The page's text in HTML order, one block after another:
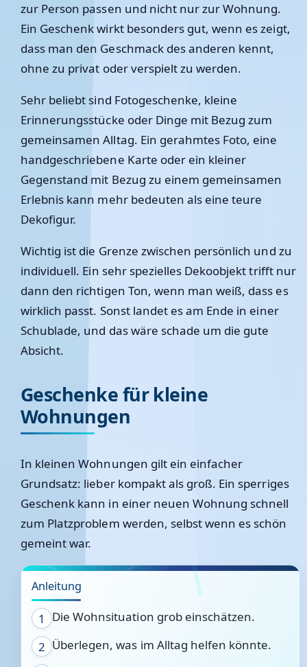
zur Person passen und nicht nur zur Wohnung.
Ein Geschenk wirkt besonders gut, wenn es zeigt,
dass man den Geschmack des anderen kennt,
ohne zu privat oder verspielt zu werden.
Sehr beliebt sind Fotogeschenke, kleine
Erinnerungsstücke oder Dinge mit Bezug zum
gemeinsamen Alltag. Ein gerahmtes Foto, eine
handgeschriebene Karte oder ein kleiner
Gegenstand mit Bezug zu einem gemeinsamen
Erlebnis kann mehr bedeuten als eine teure
Dekofigur.
Wichtig ist die Grenze zwischen persönlich und zu
individuell. Ein sehr spezielles Dekoobjekt trifft nur
dann den richtigen Ton, wenn man weiß, dass es
wirklich passt. Sonst landet es am Ende in einer
Schublade, und das wäre schade um die gute
Absicht.
Geschenke für kleine
Wohnungen
In kleinen Wohnungen gilt ein einfacher
Grundsatz: lieber kompakt als groß. Ein sperriges
Geschenk kann in einer neuen Wohnung schnell
zum Platzproblem werden, selbst wenn es schön
gemeint war.
Anleitung
1
Die Wohnsituation grob einschätzen.
2 Überlegen, was im Alltag helfen könnte.